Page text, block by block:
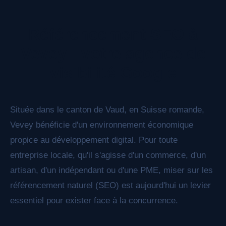
Située dans le canton de Vaud, en Suisse romande,
Vevey bénéficie d'un environnement économique
propice au développement digital. Pour toute
entreprise locale, qu'il s'agisse d'un commerce, d'un
artisan, d'un indépendant ou d'une PME, miser sur les
référencement naturel (SEO) est aujourd'hui un levier
essentiel pour exister face à la concurrence.